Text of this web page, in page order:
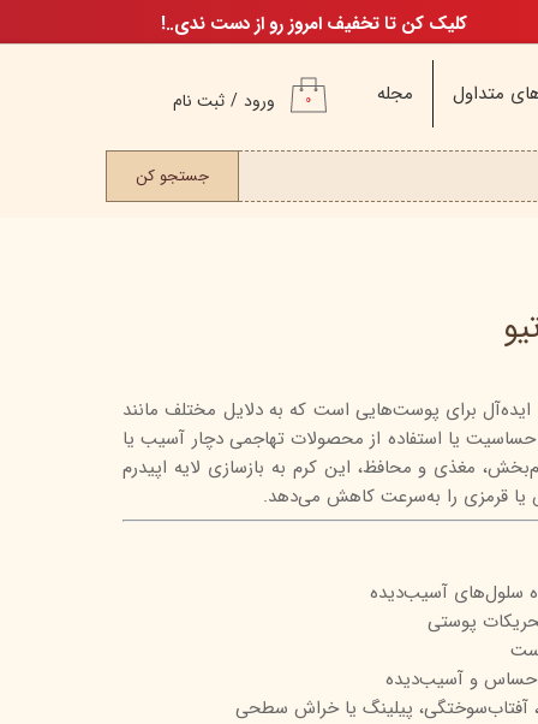
متداول مجله ورود / ثبت نام
تغییر گذر واژه
۰
جستجو کن
کلیک کن تا تخفیف امروز رو از دست ندی..!
ایده‌آل برای پوست‌هایی است که به دلایل مختلف مانند
یا استفاده از محصولات تهاجمی دچار آسیب یا
مغذی و محافظ، این کرم به بازسازی لایه اپیدرم
قرمزی را به‌سرعت کاهش می‌دهد.
سلول‌های آسیب‌دیده
پوستی
و آسیب‌دیده
آفتاب‌سوختگی، پیلینگ یا خراش سطحی